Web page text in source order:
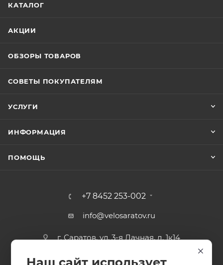
КАТАЛОГ
АКЦИИ
ОБЗОРЫ ТОВАРОВ
СОВЕТЫ ПОКУПАТЕЛЯМ
УСЛУГИ
ИНФОРМАЦИЯ
ПОМОЩЬ
+7 8452 253-002
info@velosaratov.ru
г. Саратов, ул. 3-я Дачная, д. 1к14